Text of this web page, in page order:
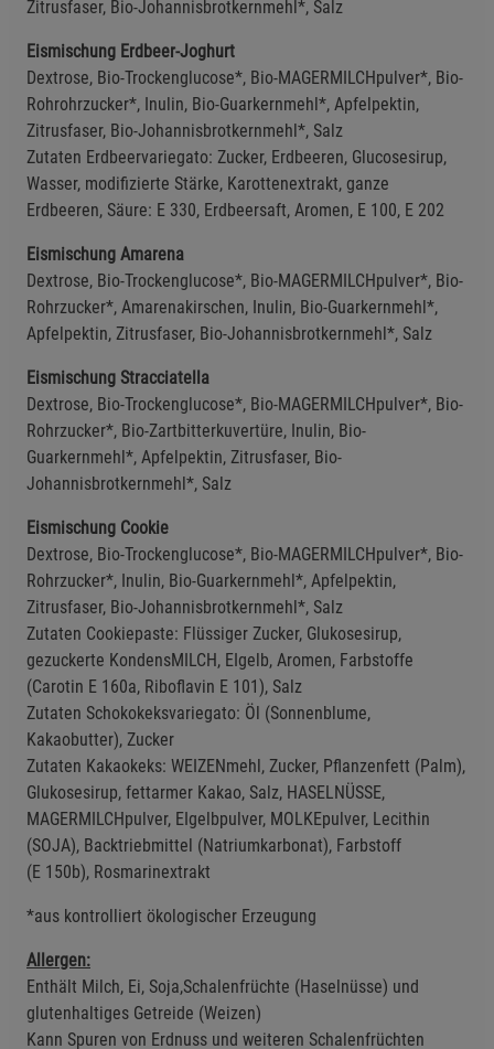
Zitrusfaser, Bio-Johannisbrotkernmehl*, Salz
Eismischung Erdbeer-Joghurt
Dextrose, Bio-Trockenglucose*, Bio-MAGERMILCHpulver*, Bio-
Rohrohrzucker*, Inulin, Bio-Guarkernmehl*, Apfelpektin,
Zitrusfaser, Bio-Johannisbrotkernmehl*, Salz
Zutaten Erdbeervariegato: Zucker, Erdbeeren, Glucosesirup,
Wasser, modifizierte Stärke, Karottenextrakt, ganze
Erdbeeren, Säure: E 330, Erdbeersaft, Aromen, E 100, E 202
Eismischung Amarena
Dextrose, Bio-Trockenglucose*, Bio-MAGERMILCHpulver*, Bio-
Rohrzucker*, Amarenakirschen, Inulin, Bio-Guarkernmehl*,
Apfelpektin, Zitrusfaser, Bio-Johannisbrotkernmehl*, Salz
Eismischung Stracciatella
Dextrose, Bio-Trockenglucose*, Bio-MAGERMILCHpulver*, Bio-
Rohrzucker*, Bio-Zartbitterkuvertüre, Inulin, Bio-
Guarkernmehl*, Apfelpektin, Zitrusfaser, Bio-
Johannisbrotkernmehl*, Salz
Eismischung Cookie
Dextrose, Bio-Trockenglucose*, Bio-MAGERMILCHpulver*, Bio-
Rohrzucker*, Inulin, Bio-Guarkernmehl*, Apfelpektin,
Zitrusfaser, Bio-Johannisbrotkernmehl*, Salz
Zutaten Cookiepaste: Flüssiger Zucker, Glukosesirup,
gezuckerte KondensMILCH, EIgelb, Aromen, Farbstoffe
(Carotin E 160a, Riboflavin E 101), Salz
Zutaten Schokokeksvariegato: Öl (Sonnenblume,
Kakaobutter), Zucker
Zutaten Kakaokeks: WEIZENmehl, Zucker, Pflanzenfett (Palm),
Glukosesirup, fettarmer Kakao, Salz, HASELNÜSSE,
MAGERMILCHpulver, EIgelbpulver, MOLKEpulver, Lecithin
(SOJA), Backtriebmittel (Natriumkarbonat), Farbstoff
(E 150b), Rosmarinextrakt
*aus kontrolliert ökologischer Erzeugung
Allergen:
Enthält Milch, Ei, Soja,Schalenfrüchte (Haselnüsse) und
glutenhaltiges Getreide (Weizen)
Kann Spuren von Erdnuss und weiteren Schalenfrüchten
Beschreibung Statistik Cookies
Cookie-Informationen
Marketing Cookies (3) Marketing Cookies
Beschreibung Marketing Cookies
Cookie-Informationenanzeigen